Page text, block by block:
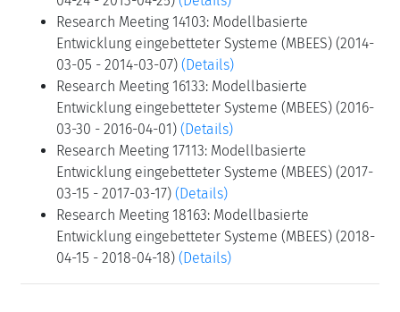
Research Meeting 14103: Modellbasierte
Entwicklung eingebetteter Systeme (MBEES) (2014-
03-05 - 2014-03-07) (Details)
Research Meeting 16133: Modellbasierte
Entwicklung eingebetteter Systeme (MBEES) (2016-
03-30 - 2016-04-01) (Details)
Research Meeting 17113: Modellbasierte
Entwicklung eingebetteter Systeme (MBEES) (2017-
03-15 - 2017-03-17) (Details)
Research Meeting 18163: Modellbasierte
Entwicklung eingebetteter Systeme (MBEES) (2018-
04-15 - 2018-04-18) (Details)